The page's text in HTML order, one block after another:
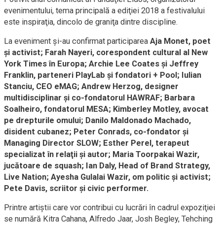
evenimentului, tema principală a ediţiei 2018 a festivalului
este inspiraţia, dincolo de graniţa dintre discipline.
La eveniment şi-au confirmat participarea Aja Monet, poet
şi activist; Farah Nayeri, corespondent cultural al New
York Times în Europa; Archie Lee Coates şi Jeffrey
Franklin, parteneri PlayLab şi fondatori + Pool; Iulian
Stanciu, CEO eMAG; Andrew Herzog, designer
multidisciplinar şi co-fondatorul HAWRAF; Barbara
Soalheiro, fondatorul MESA; Kimberley Motley, avocat
pe drepturile omului; Danilo Maldonado Machado,
disident cubanez; Peter Conrads, co-fondator şi
Managing Director SLOW; Esther Perel, terapeut
specializat în relaţii şi autor; Maria Toorpakai Wazir,
jucătoare de squash; Ian Daly, Head of Brand Strategy,
Live Nation; Ayesha Gulalai Wazir, om politic şi activist;
Pete Davis, scriitor şi civic performer.
Printre artiştii care vor contribui cu lucrări în cadrul expoziţiei
se numără Kitra Cahana, Alfredo Jaar, Josh Begley, Tehching